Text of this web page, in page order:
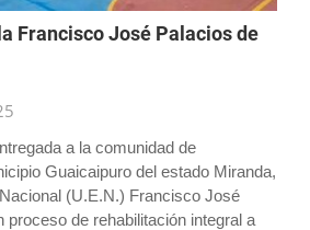
Francisco José Palacios de
a la comunidad de
Guaicaipuro del estado Miranda,
(U.E.N.) Francisco José
proceso de rehabilitación integral a